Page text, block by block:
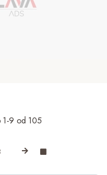
1-9 od 105